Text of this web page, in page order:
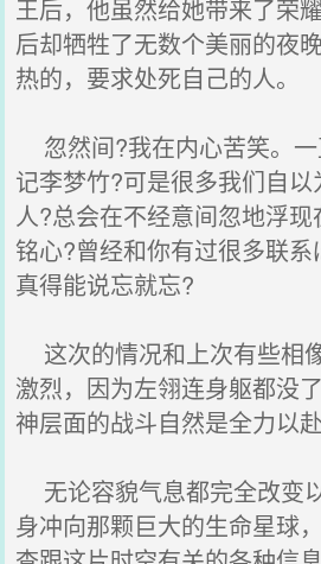
王后，他虽然给她带来了荣
后却牺牲了无数个美丽的夜
热的，要求处死自己的人。
忽然间?我在内心苦笑。
记李梦竹?可是很多我们自
人?总会在不经意间忽地浮
铭心?曾经和你有过很多联
真得能说忘就忘?
这次的情况和上次有些相
激烈，因为左翎连身躯都没
神层面的战斗自然是全力以赴
无论容貌气息都完全改变
身冲向那颗巨大的生命星球